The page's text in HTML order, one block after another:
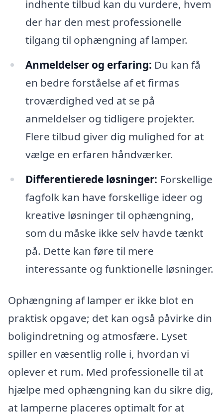
indhente tilbud kan du vurdere, hvem
der har den mest professionelle
tilgang til ophængning af lamper.
Anmeldelser og erfaring: Du kan få
en bedre forståelse af et firmas
troværdighed ved at se på
anmeldelser og tidligere projekter.
Flere tilbud giver dig mulighed for at
vælge en erfaren håndværker.
Differentierede løsninger: Forskellige
fagfolk kan have forskellige ideer og
kreative løsninger til ophængning,
som du måske ikke selv havde tænkt
på. Dette kan føre til mere
interessante og funktionelle løsninger.
Ophængning af lamper er ikke blot en
praktisk opgave; det kan også påvirke din
boligindretning og atmosfære. Lyset
spiller en væsentlig rolle i, hvordan vi
oplever et rum. Med professionelle til at
hjælpe med ophængning kan du sikre dig,
at lamperne placeres optimalt for at